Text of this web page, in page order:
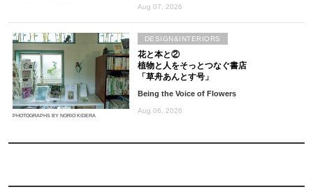
Aug 07, 2026
PHOTOGRAPHS BY NORIO KIDERA
花と本と②
植物と人をそっとつなぐ書店
「草舟あんとす号」
Being the Voice of Flowers
Aug 06, 2026
DESIGN&INTERIORS